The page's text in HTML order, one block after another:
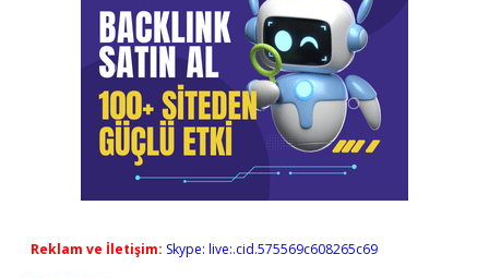
Reklam ve İletişim: Skype: live:.cid.575569c608265c69